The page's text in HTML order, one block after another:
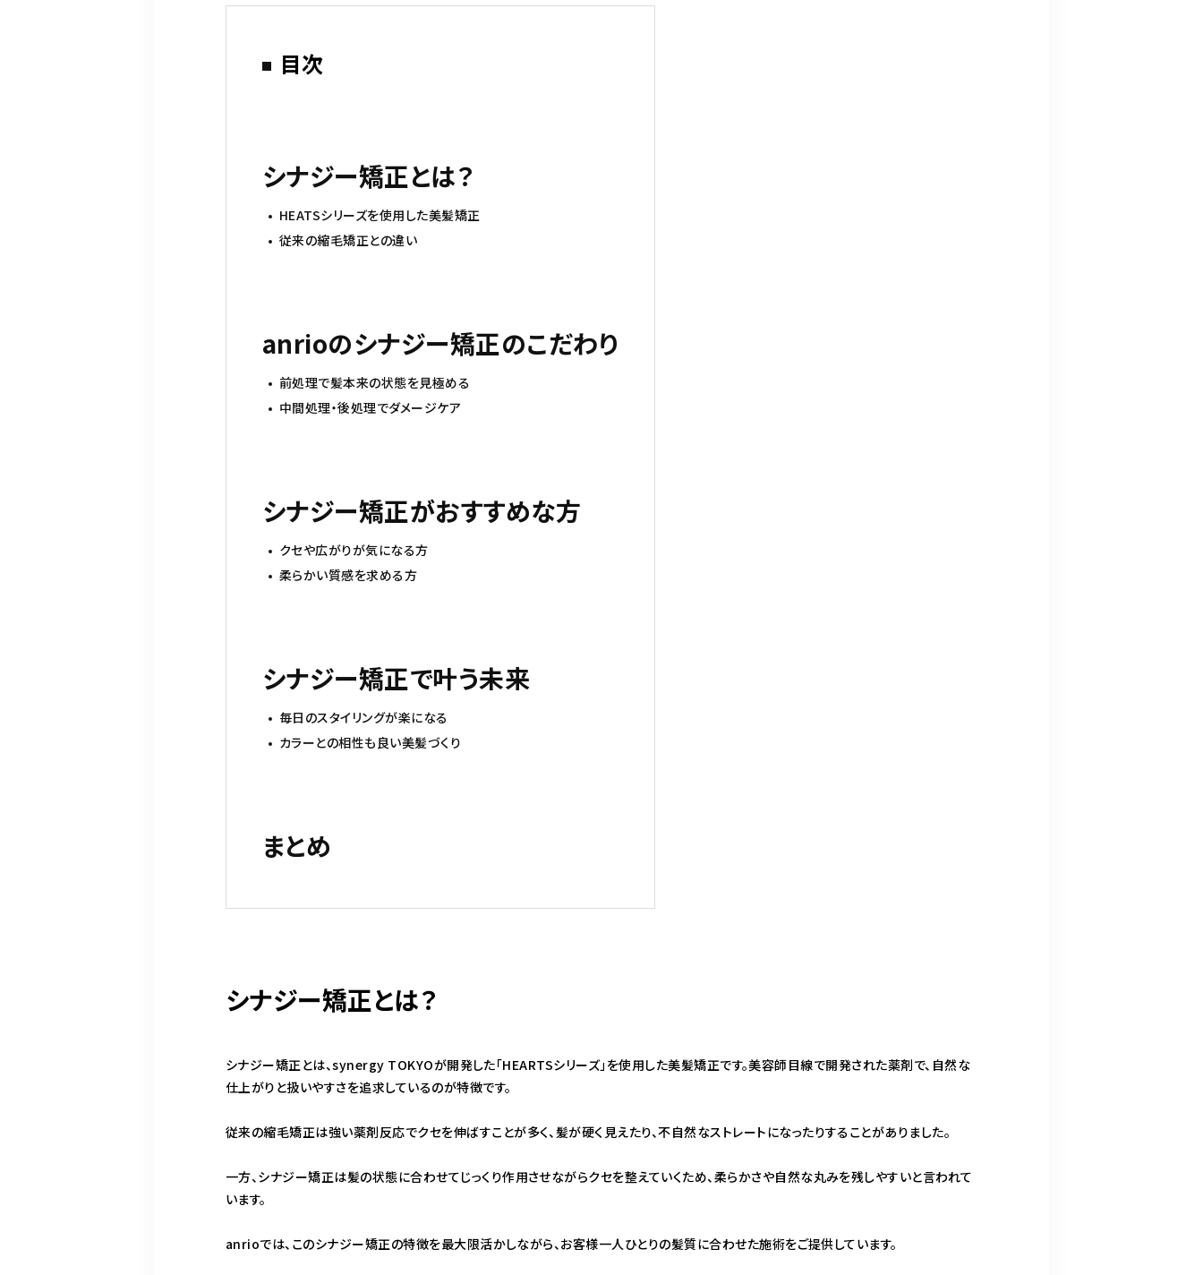
目次
シナジー矯正とは？
HEATSシリーズを使用した美髪矯正
従来の縮毛矯正との違い
anrioのシナジー矯正のこだわり
前処理で髪本来の状態を見極める
中間処理・後処理でダメージケア
シナジー矯正がおすすめな方
クセや広がりが気になる方
柔らかい質感を求める方
シナジー矯正で叶う未来
毎日のスタイリングが楽になる
カラーとの相性も良い美髪づくり
まとめ
シナジー矯正とは？
シナジー矯正とは、synergy TOKYOが開発した「HEARTSシリーズ」を使用した美髪矯正です。美容師目線で開発された薬剤で、自然な
仕上がりと扱いやすさを追求しているのが特徴です。
従来の縮毛矯正は強い薬剤反応でクセを伸ばすことが多く、髪が硬く見えたり、不自然なストレートになったりすることがありました。
一方、シナジー矯正は髪の状態に合わせてじっくり作用させながらクセを整えていくため、柔らかさや自然な丸みを残しやすいと言われて
います。
anrioでは、このシナジー矯正の特徴を最大限活かしながら、お客様一人ひとりの髪質に合わせた施術をご提供しています。